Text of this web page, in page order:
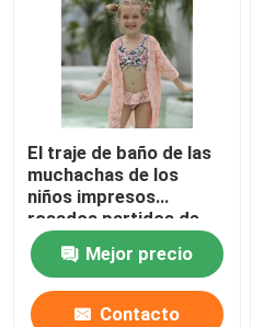
El traje de baño de las
muchachas de los
niños impresos
rosados partidos de
los trajes que nadan
ata el mantón bikini de
tres pedazos
Mejor precio
Contacto